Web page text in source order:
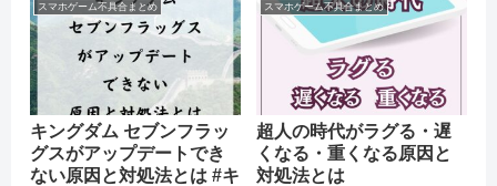
スマホゲーム不具合まとめ
キングダム セブンフラッ
グスがアップデートでき
ない原因と対処法とは #キ
スマホゲーム不具合まとめ
超人の時代がラグる・遅
くなる・重くなる原因と
対処法とは